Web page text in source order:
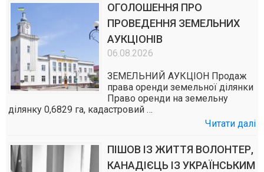
ОГОЛОШЕННЯ ПРО
ПРОВЕДЕННЯ ЗЕМЕЛЬНИХ
АУКЦІОНІВ
06.08.2026
ЗЕМЕЛЬНИЙ АУКЦІОН Продаж
права оренди земельної ділянки
Право оренди на земельну
ділянку 0,6829 га, кадастровий …
Читати далі
ПІШОВ ІЗ ЖИТТЯ ВОЛОНТЕР,
КАНАДІЄЦЬ ІЗ УКРАЇНСЬКИМ